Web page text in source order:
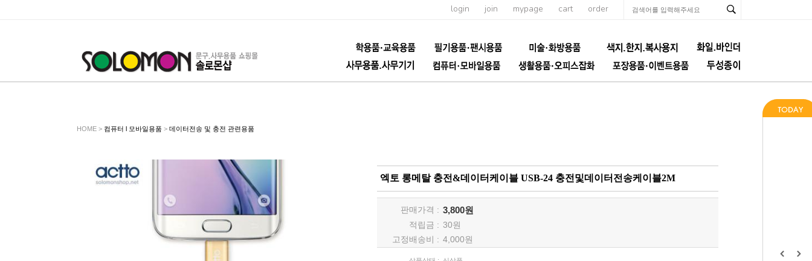
login join mypage cart order
HOME > 컴퓨터 l 모바일용품 > 데이터전송 및 충전 관련용품
엑토 롱메탈 충전&데이터케이블 USB-24 충전및데이터전송케이블2M
판매가격 : 3,800원
적립금 : 30원
고정배송비 : 4,000원